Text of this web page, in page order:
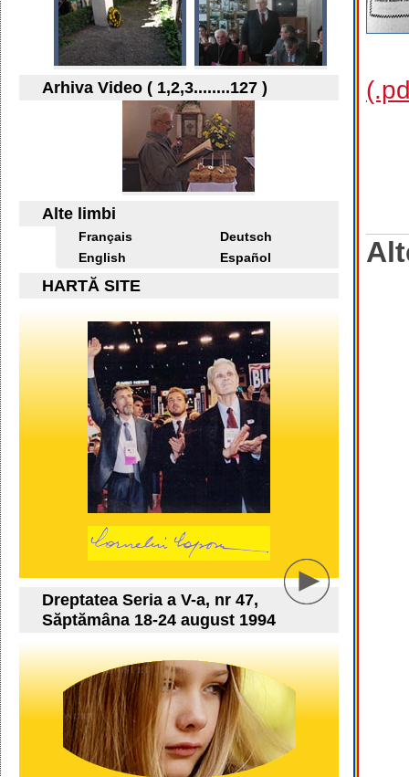
Arhiva Video ( 1,2,3........127 )
Alte limbi
Français
Deutsch
English
Español
HARTĂ SITE
Dreptatea Seria a V-a, nr 47,
Săptămâna 18-24 august 1994